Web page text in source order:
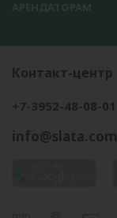
АРЕНДАТОРАМ
Контакт-центр
+7-3952-48-08-01
info@slata.com